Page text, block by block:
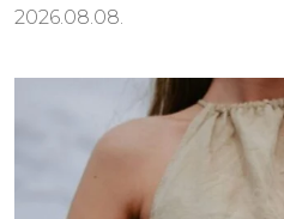
2026.08.08.